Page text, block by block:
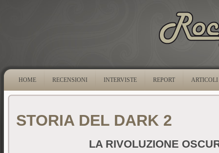
HOME RECENSIONI INTERVISTE REPORT ARTICOLI
STORIA DEL DARK 2
LA RIVOLUZIONE